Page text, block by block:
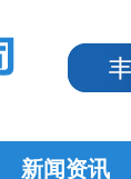
新闻资讯